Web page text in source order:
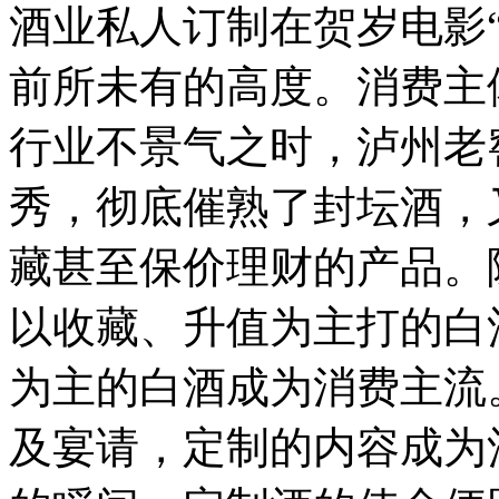
酒业私人订制在贺岁电
前所未有的高度。消费
行业不景气之时，泸州
秀，彻底催熟了封坛酒
藏甚至保价理财的产品
以收藏、升值为主打的
为主的白酒成为消费主
及宴请，定制的内容成